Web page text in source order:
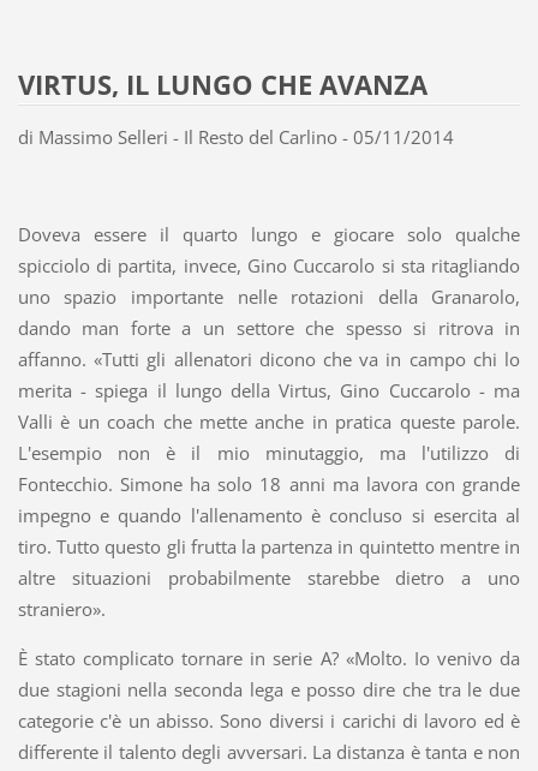
VIRTUS, IL LUNGO CHE AVANZA
di Massimo Selleri - Il Resto del Carlino - 05/11/2014
Doveva essere il quarto lungo e giocare solo qualche
spicciolo di partita, invece, Gino Cuccarolo si sta ritagliando
uno spazio importante nelle rotazioni della Granarolo,
dando man forte a un settore che spesso si ritrova in
affanno. «Tutti gli allenatori dicono che va in campo chi lo
merita - spiega il lungo della Virtus, Gino Cuccarolo - ma
Valli è un coach che mette anche in pratica queste parole.
L'esempio non è il mio minutaggio, ma l'utilizzo di
Fontecchio. Simone ha solo 18 anni ma lavora con grande
impegno e quando l'allenamento è concluso si esercita al
tiro. Tutto questo gli frutta la partenza in quintetto mentre in
altre situazioni probabilmente starebbe dietro a uno
straniero».
È stato complicato tornare in serie A? «Molto. Io venivo da
due stagioni nella seconda lega e posso dire che tra le due
categorie c'è un abisso. Sono diversi i carichi di lavoro ed è
differente il talento degli avversari. La distanza è tanta e non